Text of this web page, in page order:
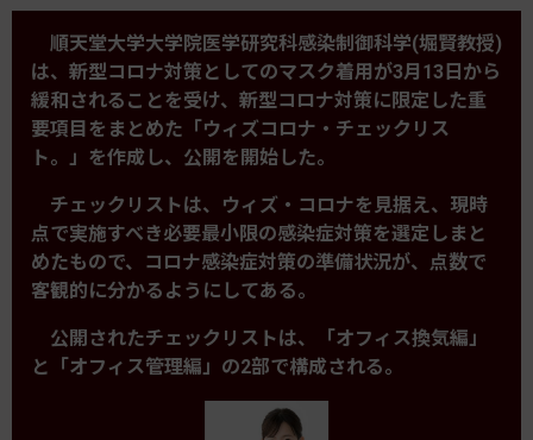
順天堂大学大学院医学研究科感染制御科学(堀賢教授)
は、新型コロナ対策としてのマスク着用が3月13日から
緩和されることを受け、新型コロナ対策に限定した重
要項目をまとめた「ウィズコロナ・チェックリス
ト。」を作成し、公開を開始した。
チェックリストは、ウィズ・コロナを見据え、現時
点で実施すべき必要最小限の感染症対策を選定しまと
めたもので、コロナ感染症対策の準備状況が、点数で
客観的に分かるようにしてある。
公開されたチェックリストは、「オフィス換気編」
と「オフィス管理編」の2部で構成される。